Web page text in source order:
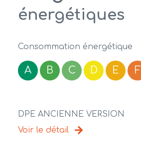
énergétiques
Consommation énergétique
A B C D E F
DPE ANCIENNE VERSION
Voir le détail